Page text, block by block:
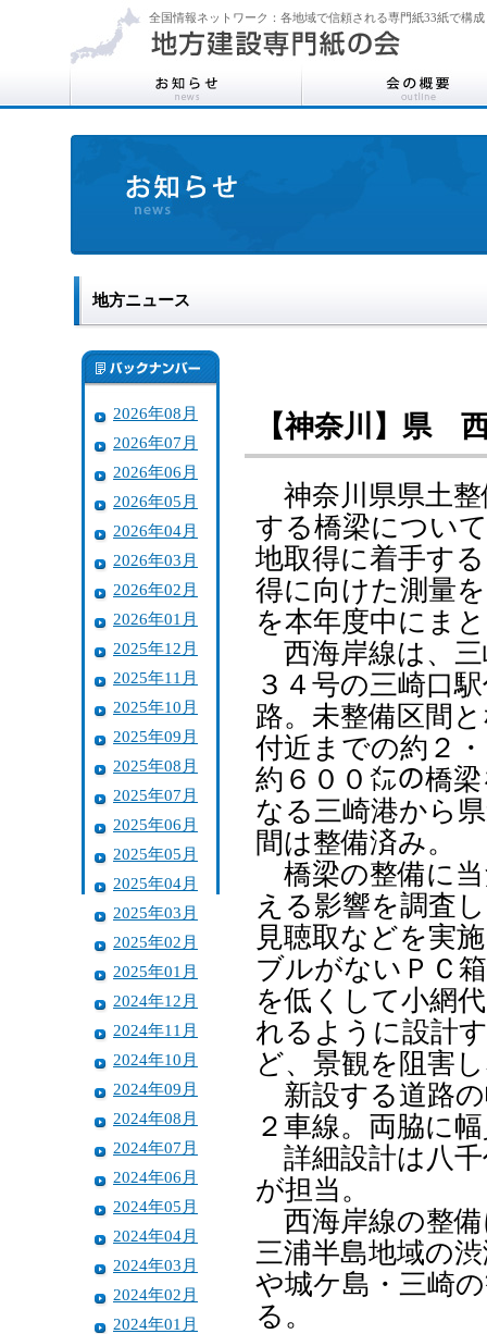
全国情報ネットワーク：各地域で信頼される専門紙33紙で構成
地方ニュース
2026年08月
2026年07月
2026年06月
2026年05月
2026年04月
2026年03月
2026年02月
2026年01月
2025年12月
2025年11月
2025年10月
2025年09月
2025年08月
2025年07月
2025年06月
2025年05月
2025年04月
2025年03月
2025年02月
2025年01月
2024年12月
2024年11月
2024年10月
2024年09月
2024年08月
2024年07月
2024年06月
2024年05月
2024年04月
2024年03月
2024年02月
2024年01月
【神奈川】県
神奈川県県土整
する橋梁につい
地取得に着手す
得に向けた測量
を本年度中にま
西海岸線は、三
３４号の三崎口
路。未整備区間
付近までの約２
約６００㍍の橋
なる三崎港から
間は整備済み。
橋梁の整備に当
える影響を調査
見聴取などを実
ブルがないＰＣ
を低くして小網
れるように設計
ど、景観を阻害
新設する道路の
２車線。両脇に
詳細設計は八千
が担当。
西海岸線の整備
三浦半島地域の
や城ケ島・三崎
る。